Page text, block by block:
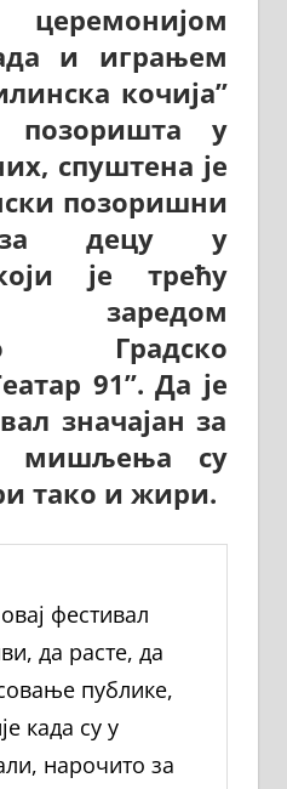
и играњем
кочија”
позоришта у
спуштена је
позоришни
за децу у
је трећу
Градско
91”. Да је
значајан за
мишљења су
тако и жири.
фестивал
да расте, да
публике,
када су у
нарочито за